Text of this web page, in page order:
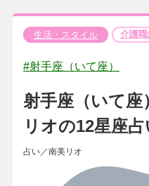
生活・スタイル 介護
#射手座（いて座）
射手座（いて座
リオの12星座占
占い／南美リオ